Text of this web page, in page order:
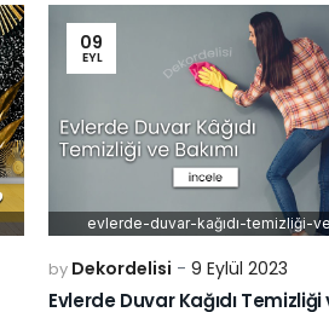
09
EYL
evlerde-duvar-kağıdı-temizliği-
by Dekordelisi 9 Eylül 2023
Evlerde Duvar Kağıdı Temizliği